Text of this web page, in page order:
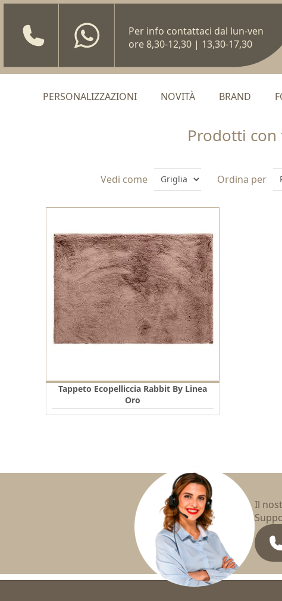
Per info contattaci dal lun-ven
ore 8,30-12,30 | 13,30-17,30
PERSONALIZZAZIONI NOVITÀ BRAND
Prodotti con
Vedi come Ordina per
Tappeto Ecopelliccia Rabbit By Linea
Oro
Il